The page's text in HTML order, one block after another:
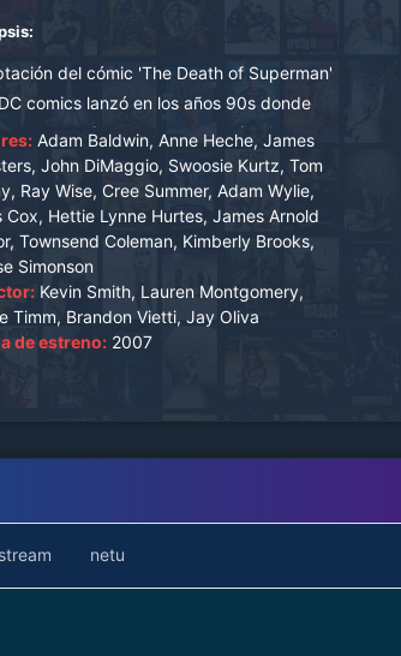
del cómic 'The Death of Superman'
comics lanzó en los años 90s donde
Superman era asesinado por
los más temibles villanos a los que se ha
una bestia llamada Doomsday.
Adam Baldwin, Anne Heche, James
John DiMaggio, Swoosie Kurtz, Tom
Ray Wise, Cree Summer, Adam Wylie,
Cox, Hettie Lynne Hurtes, James Arnold
Townsend Coleman, Kimberly Brooks,
Simonson
Kevin Smith, Lauren Montgomery,
Timm, Brandon Vietti, Jay Oliva
de estreno: 2007
netu